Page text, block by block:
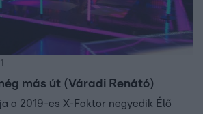
más út (Váradi Renátó)
a 2019-es X-Faktor negyedik Élő